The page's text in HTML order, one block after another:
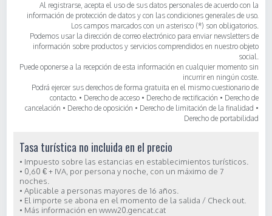
Al registrarse, acepta el uso de sus datos personales de acuerdo con la
información de protección de datos y con las condiciones generales de uso.
Los campos marcados con un asterisco (*) son obligatorios.
Podemos usar la dirección de correo electrónico para enviar newsletters de
información sobre productos y servicios comprendidos en nuestro objeto
social.
Puede oponerse a la recepción de esta información en cualquier momento sin
incurrir en ningún coste.
Podrá ejercer sus derechos de forma gratuita en el mismo cuestionario de
contacto. • Derecho de acceso • Derecho de rectificación • Derecho de
cancelación • Derecho de oposición • Derecho de limitación de la finalidad •
Derecho de portabilidad
Tasa turística no incluida en el precio
• Impuesto sobre las estancias en establecimientos turísticos.
• 0,60 € + IVA, por persona y noche, con un máximo de 7
noches.
• Aplicable a personas mayores de 16 años.
• El importe se abona en el momento de la salida / Check out.
• Más información en www20.gencat.cat